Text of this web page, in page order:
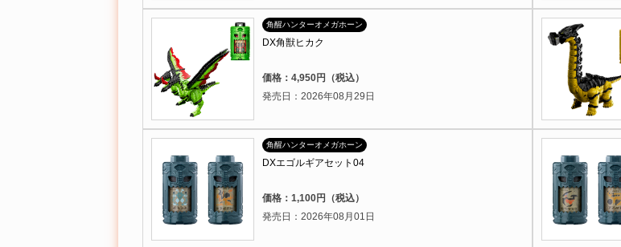
角醒ハンターオメガホーン
DX角獣ヒカク
価格：4,950円（税込）
発売日：2026年08月29日
角醒ハンターオメガホーン
DXエゴルギアセット04
価格：1,100円（税込）
発売日：2026年08月01日